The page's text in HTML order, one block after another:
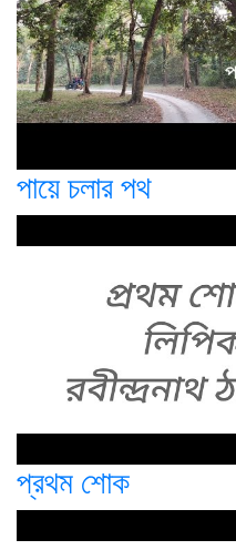
পায়ে চলার পথ
প্রথম শোক